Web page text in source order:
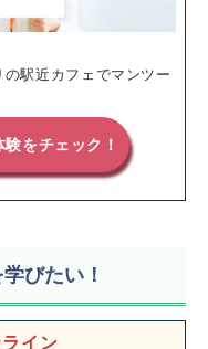
駅近カフェでマンツー
をチェック！
びたい！
イン